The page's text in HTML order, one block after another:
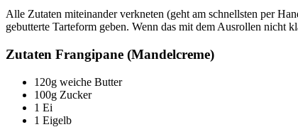
Alle Zutaten miteinander verkneten (geht am schnellsten per
gebutterte Tarteform geben. Wenn das mit dem Ausrollen nicht
Zutaten Frangipane (Mandelcreme)
120g weiche Butter
100g Zucker
1 Ei
1 Eigelb